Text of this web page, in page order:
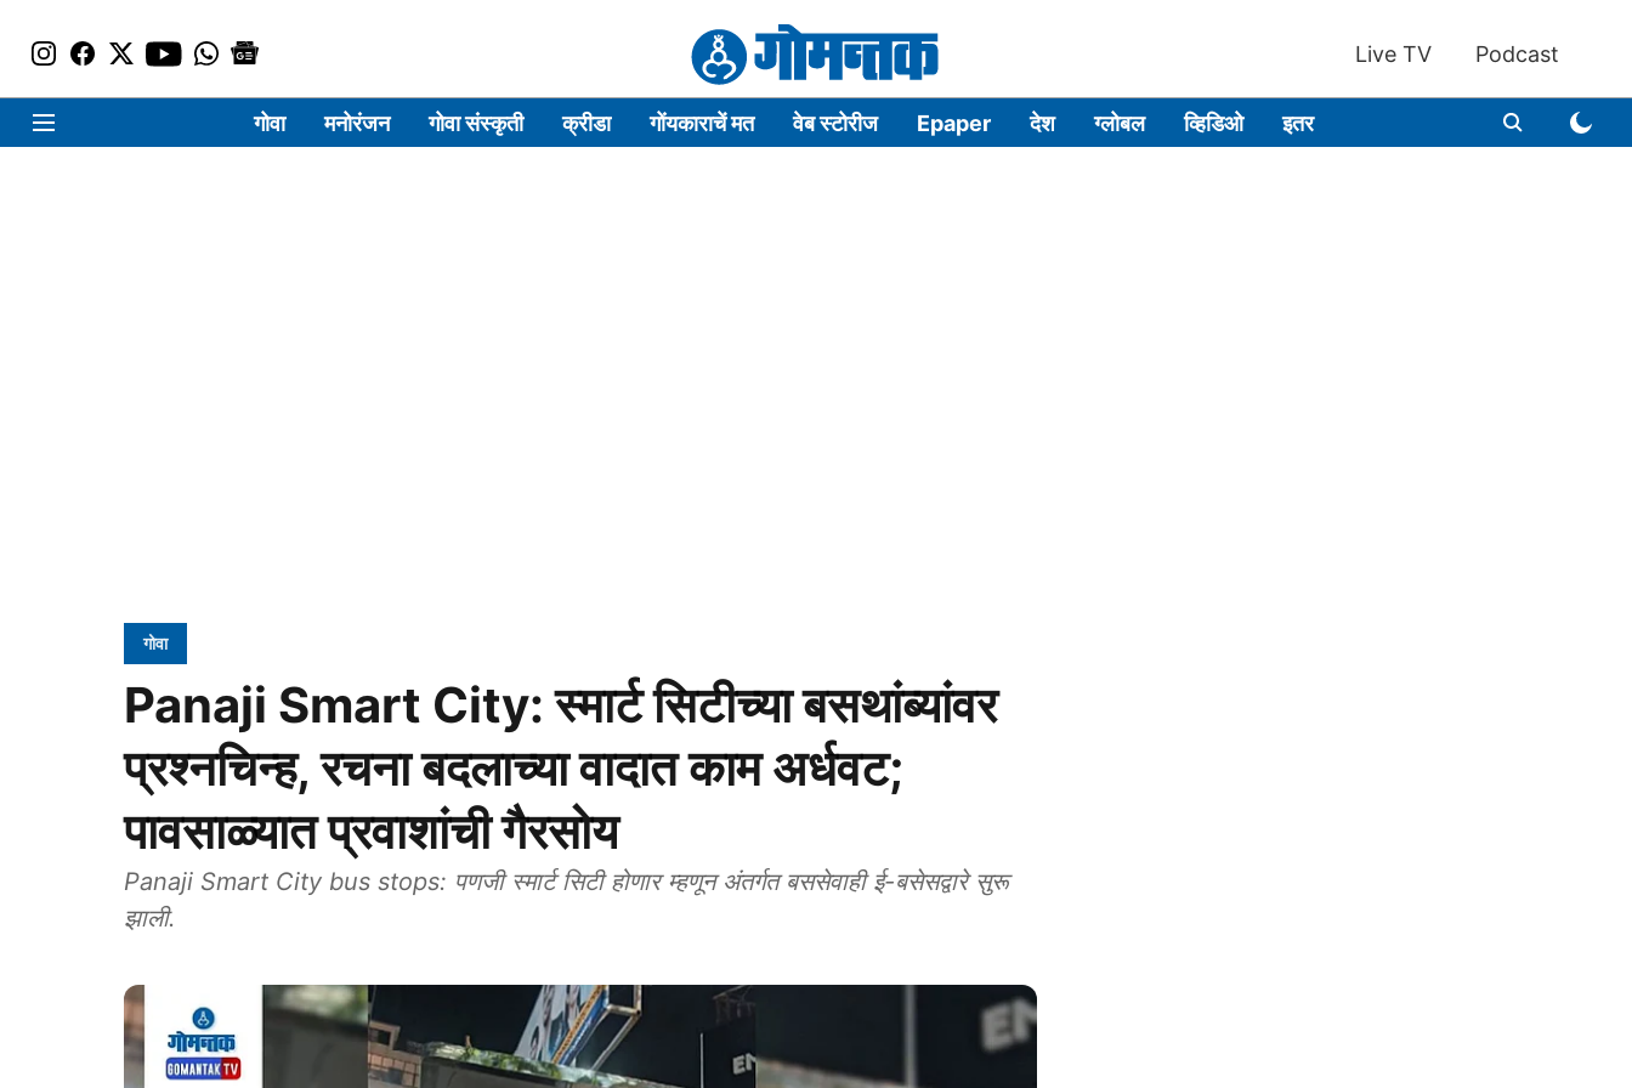
Live TV Podcast
गोवा मनोरंजन गोवा संस्कृती क्रीडा गोंयकाराचें मत वेब स्टोरीज Epaper देश ग्लोबल व्हिडिओ इतर
गोवा
Panaji Smart City: स्मार्ट सिटीच्या बसथांब्यांवर
प्रश्नचिन्ह, रचना बदलाच्या वादात काम अर्धवट;
पावसाळ्यात प्रवाशांची गैरसोय
Panaji Smart City bus stops: पणजी स्मार्ट सिटी होणार म्हणून अंतर्गत बससेवाही ई-बसेसद्वारे सुरू
झाली.